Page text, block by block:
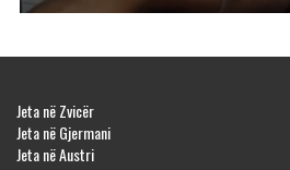
Jeta në Zvicër
Jeta në Gjermani
Jeta në Austri